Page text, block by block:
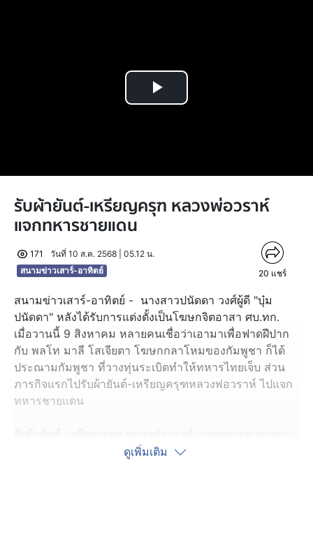
Play
รับผ้ายันต์-เหรียญครุฑ หลวงพ่อวราห์
แจกทหารชายแดน
171
วันที่ 10 ส.ค. 2568 | 05.12 น.
สนามข่าวเสาร์-อาทิตย์
20 แชร์
สนามข่าวเสาร์-อาทิตย์ - นางสาวปนัดดา วงศ์ผู้ดี "บุ๋ม
ปนัดดา" หลังได้รับการแต่งตั้งเป็นโฆษกจิตอาสา ศบ.ทก.
เมื่อวานนี้ 9 สิงหาคม หลายคนเชื่อว่าเอามาเพื่อฟาดฝีปาก
กับ พลโท มาลี โสเจียตา โฆษกกลาโหมของกัมพูชา ก็ได้
ประณามกัมพูชา ที่วางทุ่นระเบิดทำให้ทหารไทยเจ็บ ส่วน
ภารกิจแรกไปรับผ้ายันต์-เหรียญครุฑหลวงพ่อวราห์ ไปแจก
ทหารชายแดน
บุ๋ม ปนัดดา ประธานมูลนิธิองค์กรทำดี และ โฆษก
ดูเพิ่มเติม